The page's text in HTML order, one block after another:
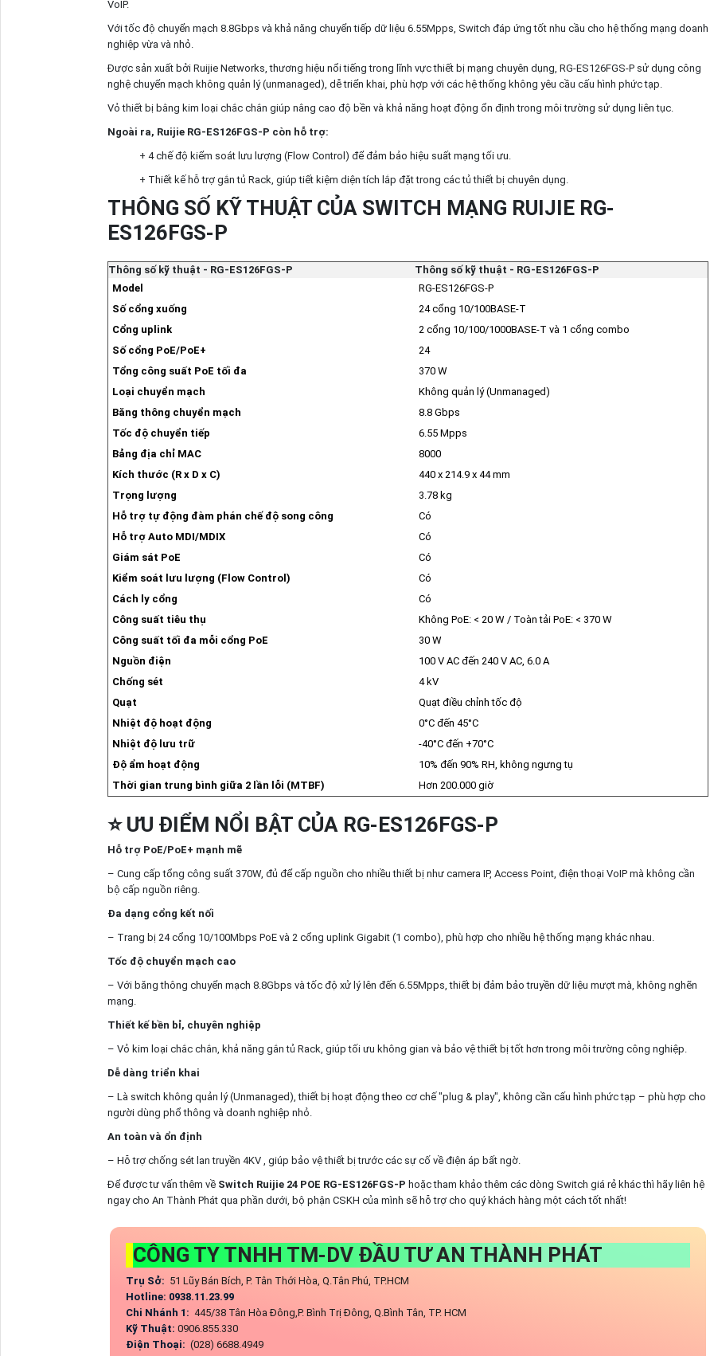
VoIP.
Với tốc độ chuyển mạch 8.8Gbps và khả năng chuyển tiếp dữ liệu 6.55Mpps, Switch đáp ứng tốt nhu cầu cho hệ thống mạng doanh
nghiệp vừa và nhỏ.
Được sản xuất bởi Ruijie Networks, thương hiệu nổi tiếng trong lĩnh vực thiết bị mạng chuyên dụng, RG-ES126FGS-P sử dụng công
nghệ chuyển mạch không quản lý (unmanaged), dễ triển khai, phù hợp với các hệ thống không yêu cầu cấu hình phức tạp.
Vỏ thiết bị bằng kim loại chắc chắn giúp nâng cao độ bền và khả năng hoạt động ổn định trong môi trường sử dụng liên tục.
Ngoài ra, Ruijie RG-ES126FGS-P còn hỗ trợ:
+ 4 chế độ kiểm soát lưu lượng (Flow Control) để đảm bảo hiệu suất mạng tối ưu.
+ Thiết kế hỗ trợ gắn tủ Rack, giúp tiết kiệm diện tích lắp đặt trong các tủ thiết bị chuyên dụng.
THÔNG SỐ KỸ THUẬT CỦA SWITCH MẠNG RUIJIE RG-
ES126FGS-P
Thông số kỹ thuật - RG-ES126FGS-P
Thông số kỹ thuật - RG-ES126FGS-P
Model
RG-ES126FGS-P
Số cổng xuống
24 cổng 10/100BASE-T
Cổng uplink
2 cổng 10/100/1000BASE-T và 1 cổng combo
Số cổng PoE/PoE+
24
Tổng công suất PoE tối đa
370 W
Loại chuyển mạch
Không quản lý (Unmanaged)
Băng thông chuyển mạch
8.8 Gbps
Tốc độ chuyển tiếp
6.55 Mpps
Bảng địa chỉ MAC
8000
Kích thước (R x D x C)
440 x 214.9 x 44 mm
Trọng lượng
3.78 kg
Hỗ trợ tự động đàm phán chế độ song công
Có
Hỗ trợ Auto MDI/MDIX
Có
Giám sát PoE
Có
Kiểm soát lưu lượng (Flow Control)
Có
Cách ly cổng
Có
Công suất tiêu thụ
Không PoE: < 20 W / Toàn tải PoE: < 370 W
Công suất tối đa mỗi cổng PoE
30 W
Nguồn điện
100 V AC đến 240 V AC, 6.0 A
Chống sét
4 kV
Quạt
Quạt điều chỉnh tốc độ
Nhiệt độ hoạt động
0°C đến 45°C
Nhiệt độ lưu trữ
-40°C đến +70°C
Độ ẩm hoạt động
10% đến 90% RH, không ngưng tụ
Thời gian trung bình giữa 2 lần lỗi (MTBF)
Hơn 200.000 giờ
⭐ ƯU ĐIỂM NỔI BẬT CỦA RG-ES126FGS-P
Hỗ trợ PoE/PoE+ mạnh mẽ
– Cung cấp tổng công suất 370W, đủ để cấp nguồn cho nhiều thiết bị như camera IP, Access Point, điện thoại VoIP mà không cần
bộ cấp nguồn riêng.
Đa dạng cổng kết nối
– Trang bị 24 cổng 10/100Mbps PoE và 2 cổng uplink Gigabit (1 combo), phù hợp cho nhiều hệ thống mạng khác nhau.
Tốc độ chuyển mạch cao
– Với băng thông chuyển mạch 8.8Gbps và tốc độ xử lý lên đến 6.55Mpps, thiết bị đảm bảo truyền dữ liệu mượt mà, không nghẽn
mạng.
Thiết kế bền bỉ, chuyên nghiệp
– Vỏ kim loại chắc chắn, khả năng gắn tủ Rack, giúp tối ưu không gian và bảo vệ thiết bị tốt hơn trong môi trường công nghiệp.
Dễ dàng triển khai
– Là switch không quản lý (Unmanaged), thiết bị hoạt động theo cơ chế "plug & play", không cần cấu hình phức tạp – phù hợp cho
người dùng phổ thông và doanh nghiệp nhỏ.
An toàn và ổn định
– Hỗ trợ chống sét lan truyền 4KV , giúp bảo vệ thiết bị trước các sự cố về điện áp bất ngờ.
Để được tư vấn thêm vềSwitch Ruijie 24 POE RG-ES126FGS-P hoặc tham khảo thêm các dòng Switch giá rẻ khác thì hãy liên hệ
ngay cho An Thành Phát qua phần dưới, bộ phận CSKH của mình sẽ hỗ trợ cho quý khách hàng một cách tốt nhất!
CÔNG TY TNHH TM-DV ĐẦU TƯ AN THÀNH PHÁT
Trụ Sở: 51 Lũy Bán Bích, P. Tân Thới Hòa, Q.Tân Phú, TP.HCM
Hotline: 0938.11.23.99
Chi Nhánh 1: 445/38 Tân Hòa Đông,P. Bình Trị Đông, Q.Bình Tân, TP. HCM
Kỹ Thuật: 0906.855.330
Điện Thoại: (028) 6688.4949